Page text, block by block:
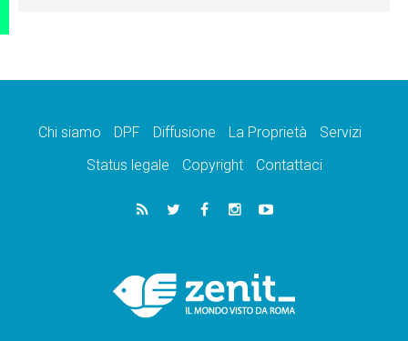
Chi siamo DPF Diffusione La Proprietà
Servizi
Status legale
Copyright Contattaci